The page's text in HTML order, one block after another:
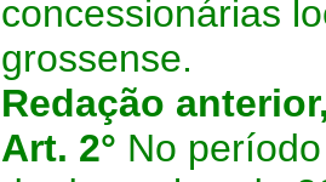
concessionárias
grossense.
Redação
Art. 2° No